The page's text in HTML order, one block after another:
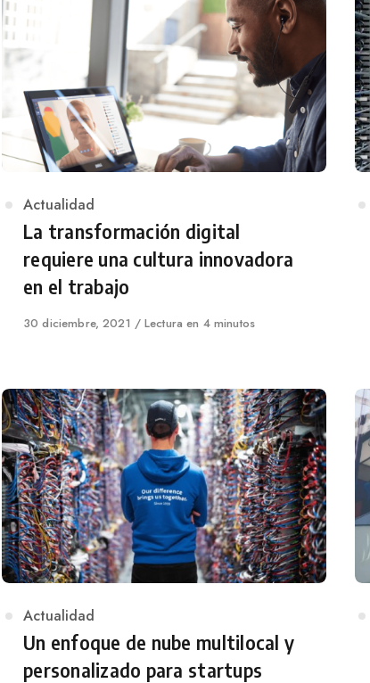
Category
Actualidad
La transformación digital
requiere una cultura innovadora
en el trabajo
Published
30 diciembre, 2021 Lectura en 4 minutos
Category
Actualidad
Un enfoque de nube multilocal y
personalizado para startups